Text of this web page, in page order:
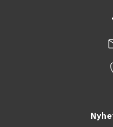
360° detektering av
Detekterar nivån på det